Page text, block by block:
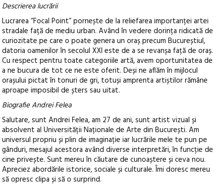
Descrierea lucrării
Lucrarea “Focal Point” pornește de la reliefarea importanței artei
stradale față de mediu urban. Având în vedere dorința ridicată de
curiozitate pe care o poate genera un oraș precum Bucureștiul,
datoria oamenilor în secolul XXI este de a se revanșa față de oraș.
Cu respect pentru toate categoriile artă, avem oportunitatea de
a ne bucura de tot ce ne este oferit. Deși ne aflăm în mijlocul
orașului pictat în tonuri de gri, totuși amprenta artiștilor rămâne
aproape imposibil de șters sau uitat.
Biografie Andrei Felea
Salutare, sunt Andrei Felea, am 27 de ani, sunt artist vizual și
absolvent al Universității Naționale de Arte din București. Am
universul propriu și plin de imaginație iar lucrările mele te pun pe
gânduri, mesajul acestora având diverse interpretări, în funcție de
cine privește. Sunt mereu în căutare de cunoaștere și ceva nou.
Apreciez abordările istorice, sociale și culturale. Îmi doresc mereu
să opresc clipa și să o surprind.